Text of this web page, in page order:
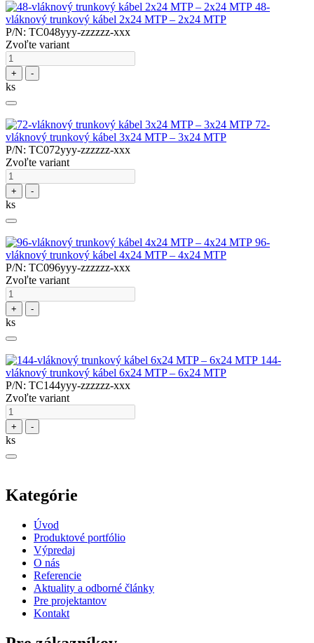
48-
vláknový trunkový kábel 2x24 MTP – 2x24 MTP
P/N: TC048yyy-zzzzzz-xxx
Zvoľte variant
+ -
ks
72-
vláknový trunkový kábel 3x24 MTP – 3x24 MTP
P/N: TC072yyy-zzzzzz-xxx
Zvoľte variant
+ -
ks
96-
vláknový trunkový kábel 4x24 MTP – 4x24 MTP
P/N: TC096yyy-zzzzzz-xxx
Zvoľte variant
+ -
ks
144-
vláknový trunkový kábel 6x24 MTP – 6x24 MTP
P/N: TC144yyy-zzzzzz-xxx
Zvoľte variant
+ -
ks
Kategórie
Úvod
Produktové portfólio
Výpredaj
O nás
Referencie
Aktuality a odborné články
Pre projektantov
Kontakt